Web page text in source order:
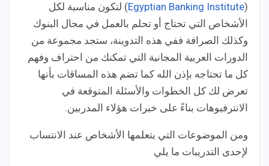
(
Egyptian Banking Institute
) لتكون مناسبة لكل
الأشخاص التي تحتاج أو تحلم بالعمل في مجال البنوك
وكذلك الصرافة ففي هذه التدوينة، ستجد مجموعة من
الدورات العربية المجانية التي تمكنك من احتراف وفهم
كل ما تحتاجه بإذن الله كما تضم هذه المساقات بأنها
تعرض لك كل الخطوات والأسئلة المتوقعة في
الانترفيوهات بناءً على خبرات هؤلاء المدربين.
ومن الموضوعات التي يتعلمها الأشخاص عند الانتساب
لإحدى التدريبات ما يلي